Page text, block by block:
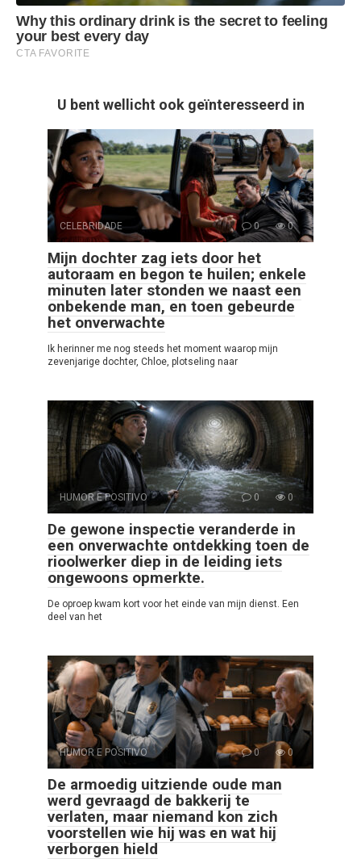
U bent wellicht ook geïnteresseerd in
CELEBRIDADE 0 0
Mijn dochter zag iets door het
autoraam en begon te huilen; enkele
minuten later stonden we naast een
onbekende man, en toen gebeurde
het onverwachte
Ik herinner me nog steeds het moment waarop mijn
zevenjarige dochter, Chloe, plotseling naar
HUMOR E POSITIVO 0 0
De gewone inspectie veranderde in
een onverwachte ontdekking toen de
rioolwerker diep in de leiding iets
ongewoons opmerkte.
De oproep kwam kort voor het einde van mijn dienst. Een
deel van het
HUMOR E POSITIVO 0 0
De armoedig uitziende oude man
werd gevraagd de bakkerij te
verlaten, maar niemand kon zich
voorstellen wie hij was en wat hij
verborgen hield